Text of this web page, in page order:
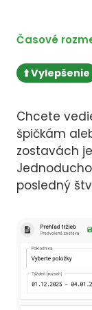
Časové
⬆️ Vylepšenie
Chcete
špičkám
zostavách
posledný